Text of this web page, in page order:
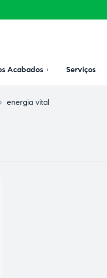
Acabados Serviços
> energia vital